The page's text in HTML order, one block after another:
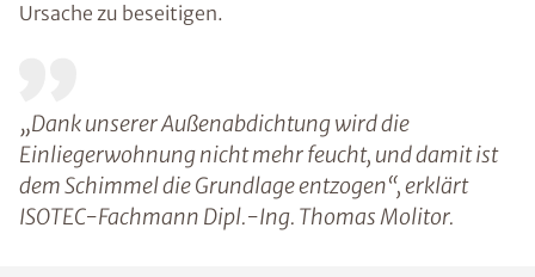
Ursache zu beseitigen.
„Dank unserer Außenabdichtung wird die
Einliegerwohnung nicht mehr feucht, und damit ist
dem Schimmel die Grundlage entzogen“, erklärt
ISOTEC-Fachmann Dipl.-Ing. Thomas Molitor.